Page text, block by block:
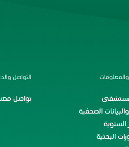
والمعلومات
والبيانات الصحفية
السنوية
البحثية
التواصل
تواصل